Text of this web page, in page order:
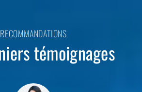
RECOMMANDATIONS
témoignages